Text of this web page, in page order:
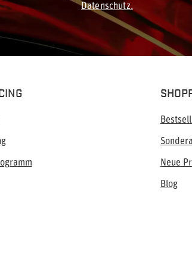
Datenschutz.
Neue
Blog